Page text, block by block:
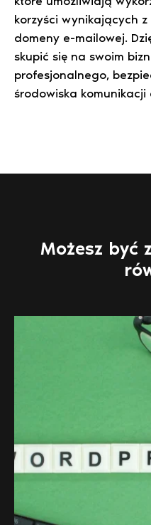
korzyści wynikających
domeny e-mailowej.
skupić się na swoim
profesjonalnego,
środowiska komunikacji
Możesz być